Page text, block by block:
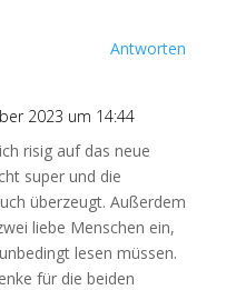
Antworten
2023 um 14:44
risig auf das neue
super und die
überzeugt. Außerdem
liebe Menschen ein,
lesen müssen.
für die beiden